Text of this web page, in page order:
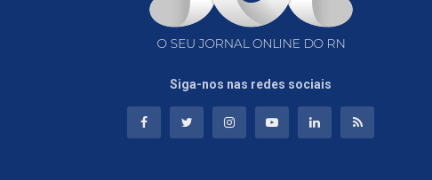
Siga-nos nas redes sociais